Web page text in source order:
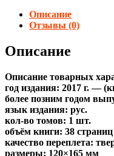
Описание
Отзывы (0)
Описание
Описание товарных
год издания: 2017 г. —
более позним годом
язык издания: рус.
кол-во томов: 1 шт.
объём книги: 38 страниц
качество переплета:
размеры: 120×165 мм